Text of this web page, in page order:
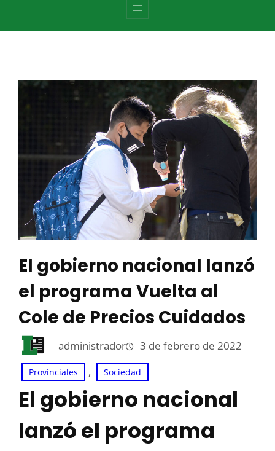
El gobierno nacional lanzó
el programa Vuelta al
Cole de Precios Cuidados
administrador 3 de febrero de 2022
Provinciales , Sociedad
El gobierno nacional
lanzó el programa